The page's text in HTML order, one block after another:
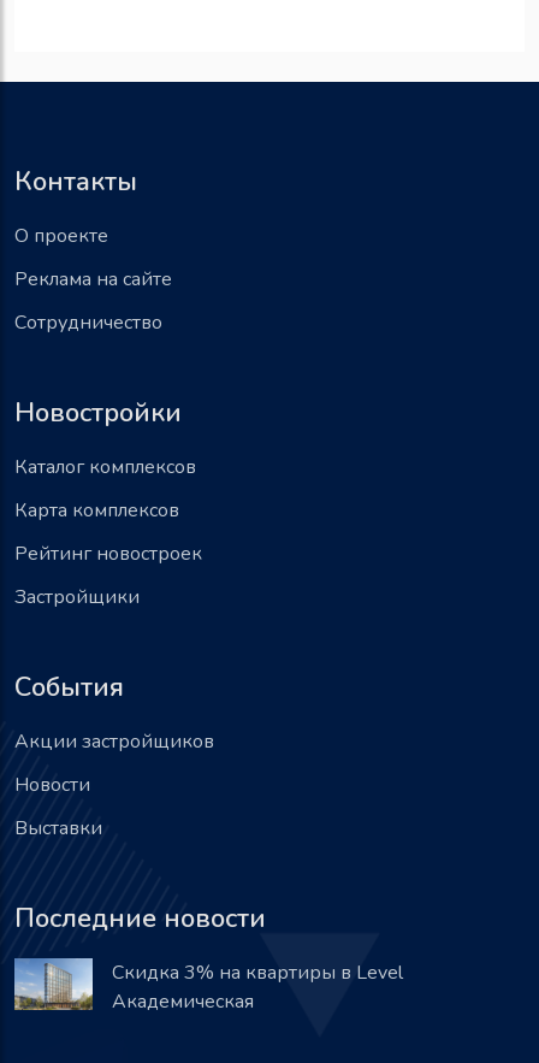
Контакты
О проекте
Реклама на сайте
Сотрудничество
Новостройки
Каталог комплексов
Карта комплексов
Рейтинг новостроек
Застройщики
События
Акции застройщиков
Новости
Выставки
Последние новости
Скидка 3% на квартиры в Level
Академическая